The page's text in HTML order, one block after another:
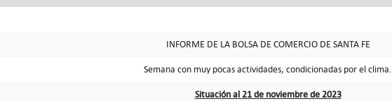
INFORME DE LA BOLSA DE COMERCIO DE SANTA FE
Semana con muy pocas actividades, condicionadas por el clima.
Situación al 21 de noviembre de 2023